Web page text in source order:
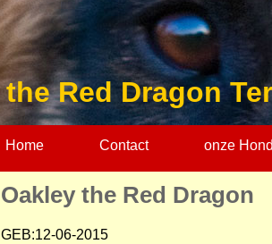
the Red Dragon
Home Contact onze
Oakley the Red Dragon
GEB:12-06-2015